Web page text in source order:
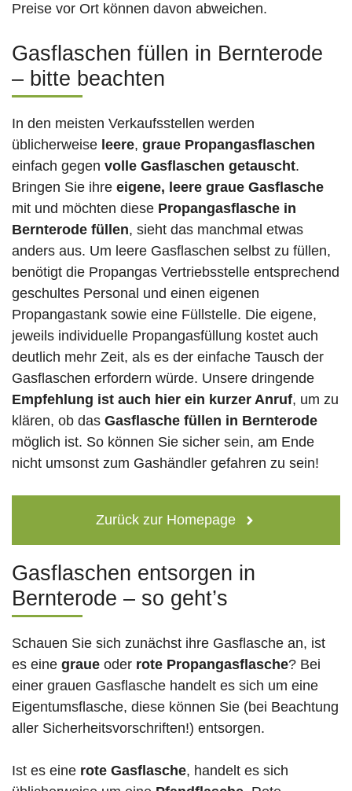
Preise vor Ort können davon abweichen.
Gasflaschen füllen in Bernterode
– bitte beachten
In den meisten Verkaufsstellen werden
üblicherweise leere, graue Propangasflaschen
einfach gegen volle Gasflaschen getauscht.
Bringen Sie ihre eigene, leere graue Gasflasche
mit und möchten diese Propangasflasche in
Bernterode füllen, sieht das manchmal etwas
anders aus. Um leere Gasflaschen selbst zu füllen,
benötigt die Propangas Vertriebsstelle entsprechend
geschultes Personal und einen eigenen
Propangastank sowie eine Füllstelle. Die eigene,
jeweils individuelle Propangasfüllung kostet auch
deutlich mehr Zeit, als es der einfache Tausch der
Gasflaschen erfordern würde. Unsere dringende
Empfehlung ist auch hier ein kurzer Anruf, um zu
klären, ob das Gasflasche füllen in Bernterode
möglich ist. So können Sie sicher sein, am Ende
nicht umsonst zum Gashändler gefahren zu sein!
Zurück zur Homepage
Gasflaschen entsorgen in
Bernterode – so geht’s
Schauen Sie sich zunächst ihre Gasflasche an, ist
es eine graue oder rote Propangasflasche? Bei
einer grauen Gasflasche handelt es sich um eine
Eigentumsflasche, diese können Sie (bei Beachtung
aller Sicherheitsvorschriften!) entsorgen.
Ist es eine rote Gasflasche, handelt es sich